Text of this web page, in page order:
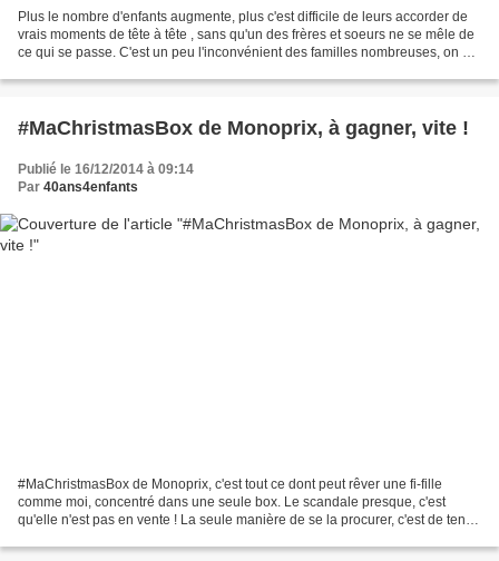
Plus le nombre d'enfants augmente, plus c'est difficile de leurs accorder de
vrais moments de tête à tête , sans qu'un des frères et soeurs ne se mêle de
ce qui se passe. C'est un peu l'inconvénient des familles nombreuses, on a
#MaChristmasBox de Monoprix, à gagner, vite !
Publié le 16/12/2014 à 09:14
Par 40ans4enfants
#MaChristmasBox de Monoprix, c'est tout ce dont peut rêver une fi-fille
comme moi, concentré dans une seule box. Le scandale presque, c'est
qu'elle n'est pas en vente ! La seule manière de se la procurer, c'est de tenter